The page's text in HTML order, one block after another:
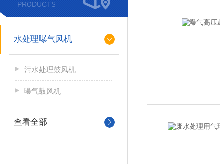
PRODUCTS
水处理曝气风机
污水处理鼓风机
曝气鼓风机
查看全部